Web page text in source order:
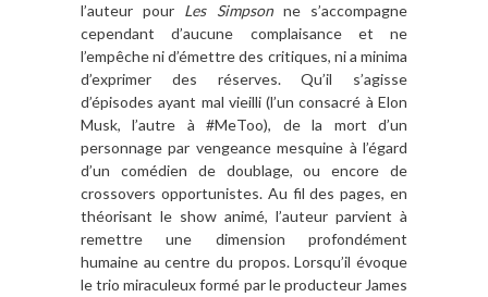
l’auteur pour Les Simpsonne s’accompagne
cependant d’aucune complaisance et ne
l’empêche ni d’émettre des critiques, ni a minima
d’exprimer des réserves. Qu’il s’agisse
d’épisodes ayant mal vieilli (l’un consacré à Elon
Musk, l’autre à #MeToo), de la mort d’un
personnage par vengeance mesquine à l’égard
d’un comédien de doublage, ou encore de
crossovers opportunistes. Au fil des pages, en
théorisant le show animé, l’auteur parvient à
remettre une dimension profondément
humaine au centre du propos. Lorsqu’il évoque
le trio miraculeux formé par le producteur James